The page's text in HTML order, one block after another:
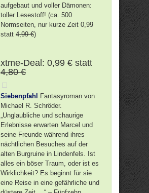
aufgebaut und voller Dämonen:
toller Lesestoff! (ca. 500
Normseiten, nur kurze Zeit 0,99
statt 4,99 €)
xtme-Deal: 0,99 € statt
4,80 €
Siebenpfahl
Fantasyroman von
Michael R. Schröder.
„Unglaubliche und schaurige
Erlebnisse erwarten Marcel und
seine Freunde während ihres
nächtlichen Besuches auf der
alten Burgruine in Lindenfels. Ist
alles ein böser Traum, oder ist es
Wirklichkeit? Es beginnt für sie
eine Reise in eine gefährliche und